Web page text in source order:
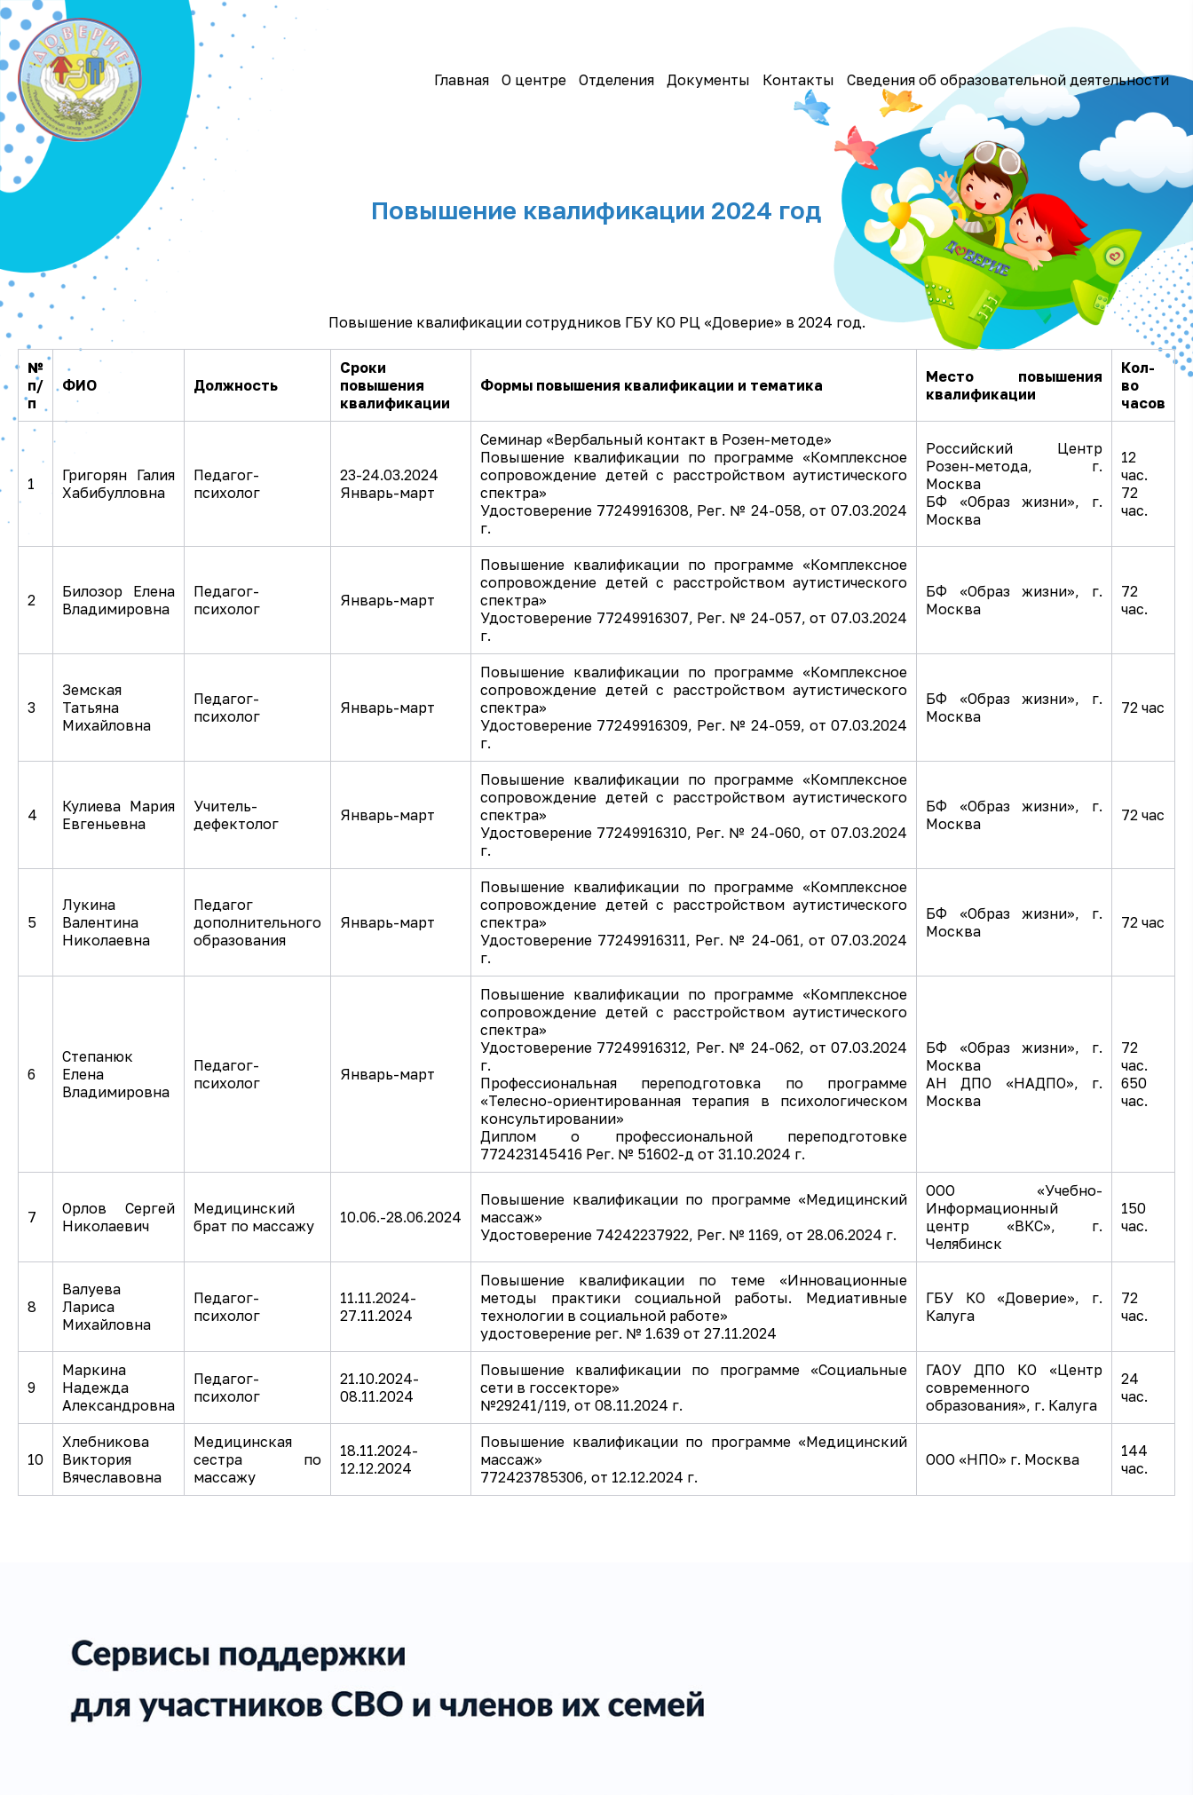
Главная О центре Отделения Документы Контакты Сведения об образовательной деятельности
Повышение квалификации 2024 год
Повышение квалификации сотрудников ГБУ КО РЦ «Доверие» в 2024 год.
№
п/
п
ФИО Должность
Сроки
повышения
квалификации
Формы повышения квалификации и тематика
Место повышения
квалификации
Кол-
во
часов
1
Григорян Галия
Хабибулловна
Педагог-
психолог
23-24.03.2024
Январь-март
Семинар «Вербальный контакт в Розен-методе»
Повышение квалификации по программе «Комплексное
сопровождение детей с расстройством аутистического
спектра»
Удостоверение 77249916308, Рег. № 24-058, от 07.03.2024
г.
Российский Центр
Розен-метода, г.
Москва
БФ «Образ жизни», г.
Москва
12
час.
72
час.
2
Билозор Елена
Владимировна
Педагог-
психолог
Январь-март
Повышение квалификации по программе «Комплексное
сопровождение детей с расстройством аутистического
спектра»
Удостоверение 77249916307, Рег. № 24-057, от 07.03.2024
г.
БФ «Образ жизни», г.
Москва
72
час.
3
Земская
Татьяна
Михайловна
Педагог-
психолог
Январь-март
Повышение квалификации по программе «Комплексное
сопровождение детей с расстройством аутистического
спектра»
Удостоверение 77249916309, Рег. № 24-059, от 07.03.2024
г.
БФ «Образ жизни», г.
Москва
72 час
4
Кулиева Мария
Евгеньевна
Учитель-
дефектолог
Январь-март
Повышение квалификации по программе «Комплексное
сопровождение детей с расстройством аутистического
спектра»
Удостоверение 77249916310, Рег. № 24-060, от 07.03.2024
г.
БФ «Образ жизни», г.
Москва
72 час
5
Лукина
Валентина
Николаевна
Педагог
дополнительного
образования
Январь-март
Повышение квалификации по программе «Комплексное
сопровождение детей с расстройством аутистического
спектра»
Удостоверение 77249916311, Рег. № 24-061, от 07.03.2024
г.
БФ «Образ жизни», г.
Москва
72 час
6
Степанюк
Елена
Владимировна
Педагог-
психолог
Январь-март
Повышение квалификации по программе «Комплексное
сопровождение детей с расстройством аутистического
спектра»
Удостоверение 77249916312, Рег. № 24-062, от 07.03.2024
г.
Профессиональная переподготовка по программе
«Телесно-ориентированная терапия в психологическом
консультировании»
Диплом о профессиональной переподготовке
772423145416 Рег. № 51602-д от 31.10.2024 г.
БФ «Образ жизни», г.
Москва
АН ДПО «НАДПО», г.
Москва
72
час.
650
час.
7
Орлов Сергей
Николаевич
Медицинский
брат по массажу
10.06.-28.06.2024
Повышение квалификации по программе «Медицинский
массаж»
Удостоверение 74242237922, Рег. № 1169, от 28.06.2024 г.
ООО «Учебно-
Информационный
центр «ВКС», г.
Челябинск
150
час.
8
Валуева
Лариса
Михайловна
Педагог-
психолог
11.11.2024-
27.11.2024
Повышение квалификации по теме «Инновационные
методы практики социальной работы. Медиативные
технологии в социальной работе»
удостоверение рег. № 1.639 от 27.11.2024
ГБУ КО «Доверие», г.
Калуга
72
час.
9
Маркина
Надежда
Александровна
Педагог-
психолог
21.10.2024-
08.11.2024
Повышение квалификации по программе «Социальные
сети в госсекторе»
№29241/119, от 08.11.2024 г.
ГАОУ ДПО КО «Центр
современного
образования», г. Калуга
24
час.
10
Хлебникова
Виктория
Вячеславовна
Медицинская
сестра по
массажу
18.11.2024-
12.12.2024
Повышение квалификации по программе «Медицинский
массаж»
772423785306, от 12.12.2024 г.
ООО «НПО» г. Москва
144
час.